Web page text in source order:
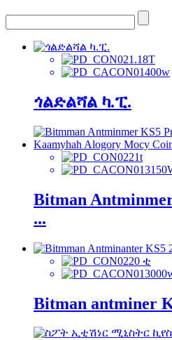
1.18T
400w
ጎልድልሻል ካ.ፒ.
21t
Bitman
...
20 ቲ
Bitman antminer